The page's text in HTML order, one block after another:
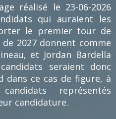
réalisé le 23-06-2026
qui auraient les
le premier tour de
2027 donnent comme
et Jordan Bardella
seraient donc
dans ce cas de figure, à
représentés
candidature.